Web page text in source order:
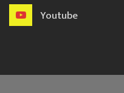
Youtube